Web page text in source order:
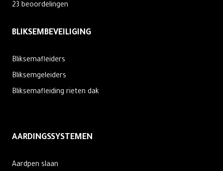
23 beoordelingen
BLIKSEMBEVEILIGING
Bliksemafleiders
Bliksemgeleiders
Bliksemafleiding rieten dak
AARDINGSSYSTEMEN
Aardpen slaan